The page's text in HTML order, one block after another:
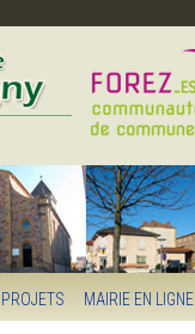
PROJETS MAIRIE EN LIGNE